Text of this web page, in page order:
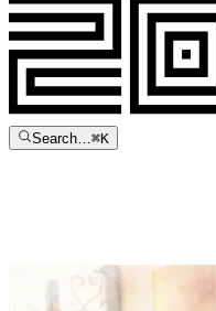
Search…⌘K